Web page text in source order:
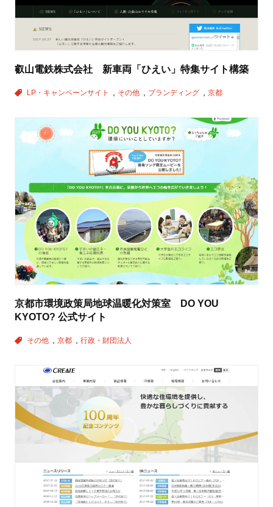
叡山電鉄株式会社 新車両「ひえい」特集サイト構築
LP・キャンペーンサイト その他 ブランディング 京都
京都市環境政策局地球温暖化対策室 DO YOU
KYOTO? 公式サイト
その他 京都 行政・財団法人